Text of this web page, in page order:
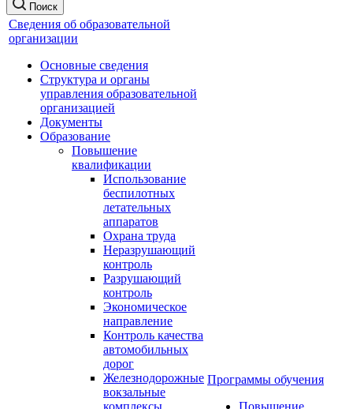
Поиск
Сведения об образовательной
организации
Основные сведения
Структура и органы
управления образовательной
организацией
Документы
Образование
Повышение
квалификации
Использование
беспилотных
летательных
аппаратов
Охрана труда
Неразрушающий
контроль
Разрушающий
контроль
Экономическое
направление
Контроль качества
автомобильных
дорог
Железнодорожные
вокзальные
комплексы
Программы обучения
Повышение